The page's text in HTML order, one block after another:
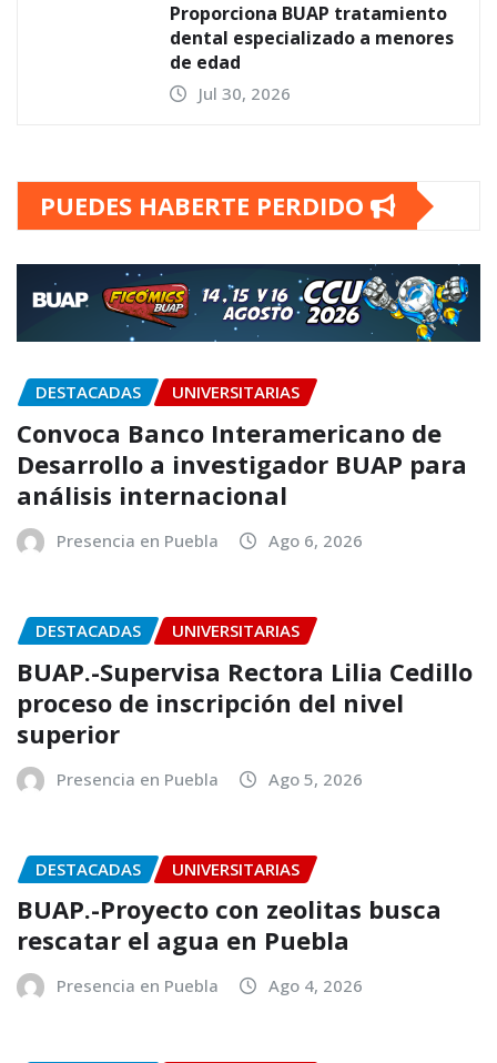
Proporciona BUAP tratamiento
dental especializado a menores
de edad
Jul 30, 2026
PUEDES HABERTE PERDIDO
DESTACADAS UNIVERSITARIAS
Convoca Banco Interamericano de
Desarrollo a investigador BUAP para
análisis internacional
Presencia en Puebla Ago 6, 2026
DESTACADAS UNIVERSITARIAS
BUAP.-Supervisa Rectora Lilia Cedillo
proceso de inscripción del nivel
superior
Presencia en Puebla Ago 5, 2026
DESTACADAS UNIVERSITARIAS
BUAP.-Proyecto con zeolitas busca
rescatar el agua en Puebla
Presencia en Puebla Ago 4, 2026